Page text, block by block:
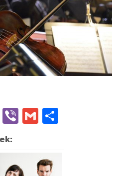
Skype
ViberGmail